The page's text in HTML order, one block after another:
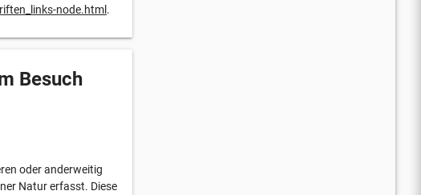
node.html.
Besuch
oder anderweitig
Natur erfasst. Diese